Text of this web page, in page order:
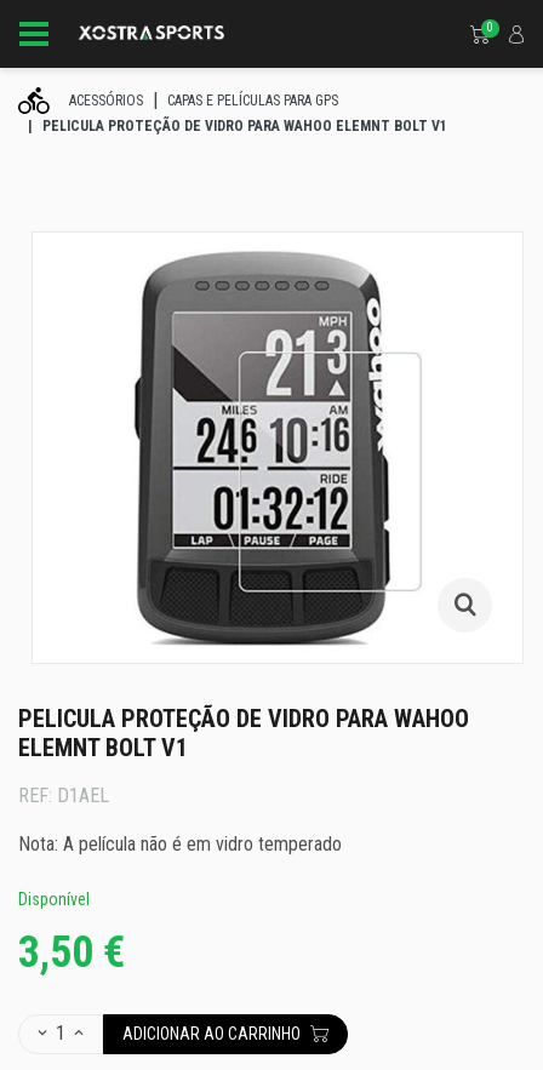
0
ACESSÓRIOS
CAPAS E PELÍCULAS PARA GPS
PELICULA PROTEÇÃO DE VIDRO PARA WAHOO ELEMNT BOLT V1
PELICULA PROTEÇÃO DE VIDRO PARA WAHOO
ELEMNT BOLT V1
REF: D1AEL
Nota: A película não é em vidro temperado
Disponível
3,50 €
1 ADICIONAR AO CARRINHO